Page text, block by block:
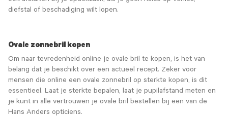
diefstal of beschadiging wilt lopen.
Ovale zonnebril kopen
Om naar tevredenheid online je ovale bril te kopen, is het van
belang dat je beschikt over een actueel recept. Zeker voor
mensen die online een ovale zonnebril op sterkte kopen, is dit
essentieel. Laat je sterkte bepalen, laat je pupilafstand meten en
je kunt in alle vertrouwen je ovale bril bestellen bij een van de
Hans Anders opticiens.